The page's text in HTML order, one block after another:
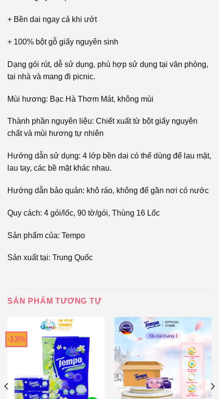
+ Bền dai ngay cả khi ướt
+ 100% bột gỗ giấy nguyên sinh
Dạng gói rút, dễ sử dụng, phù hợp sử dụng tại văn phòng,
tại nhà và mang đi picnic.
Mùi hương: Bạc Hà Thơm Mát, không mùi
Thành phần nguyên liệu: Chiết xuất từ bột giấy nguyên
chất và mùi hương tự nhiên
Hướng dẫn sử dụng: 4 lớp bền dai có thể dùng để lau mặt,
lau tay, các bề mặt khác nhau.
Hướng dẫn bảo quản: khô ráo, không để gần nơi có nước
Quy cách: 4 gói/lốc, 90 tờ/gói, Thùng 16 Lốc
Sản phẩm của: Tempo
Sản xuất tại: Trung Quốc
SẢN PHẨM TƯƠNG TỰ
-13%